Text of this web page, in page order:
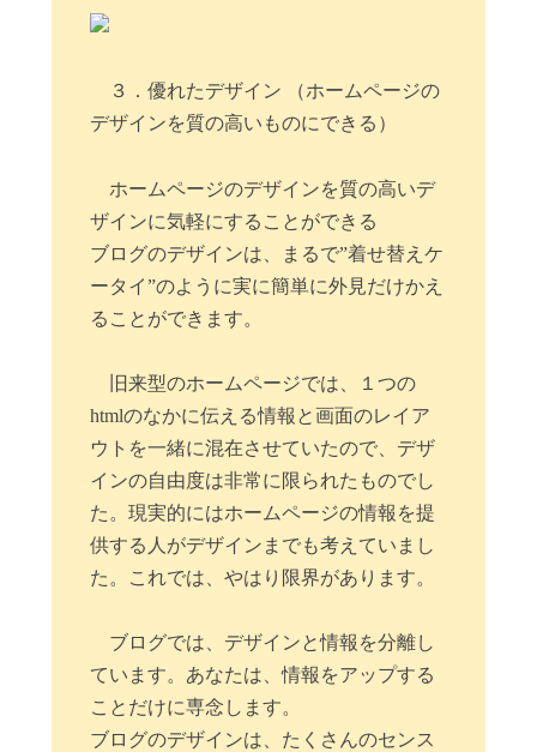
３．優れたデザイン （ホームページの
デザインを質の高いものにできる）
ホームページのデザインを質の高いデ
ザインに気軽にすることができる
ブログのデザインは、まるで”着せ替えケ
ータイ”のように実に簡単に外見だけかえ
ることができます。
旧来型のホームページでは、１つの
htmlのなかに伝える情報と画面のレイア
ウトを一緒に混在させていたので、デザ
インの自由度は非常に限られたものでし
た。現実的にはホームページの情報を提
供する人がデザインまでも考えていまし
た。これでは、やはり限界があります。
ブログでは、デザインと情報を分離し
ています。あなたは、情報をアップする
ことだけに専念します。
ブログのデザインは、たくさんのセンス